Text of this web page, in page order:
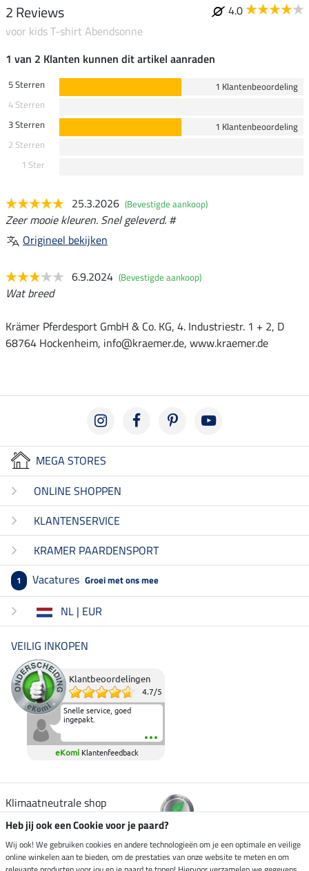
2 Reviews
4.0
voor kids T-shirt Abendsonne
1 van 2 Klanten kunnen dit artikel aanraden
5 Sterren
1 Klantenbeoordeling
4 Sterren
3 Sterren
1 Klantenbeoordeling
2 Sterren
1 Ster
25.3.2026 (Bevestigde aankoop)
Zeer mooie kleuren. Snel geleverd. #
Origineel bekijken
6.9.2024 (Bevestigde aankoop)
Wat breed
Krämer Pferdesport GmbH & Co. KG, 4. Industriestr. 1 + 2, D
68764 Hockenheim, info@kraemer.de, www.kraemer.de
MEGA STORES
ONLINE SHOPPEN
KLANTENSERVICE
KRAMER PAARDENSPORT
1 Vacatures Groei met ons mee
NL | EUR
VEILIG INKOPEN
Klantbeoordelingen
4.7/5
Snelle service, goed
ingepakt.
eKomi Klantenfeedback
Klimaatneutrale shop
Verzending per
Heb jij ook een Cookie voor je paard?
Wij ook! We gebruiken cookies en andere technologieën om je een optimale en veilige
online winkelen aan te bieden, om de prestaties van onze website te meten en om